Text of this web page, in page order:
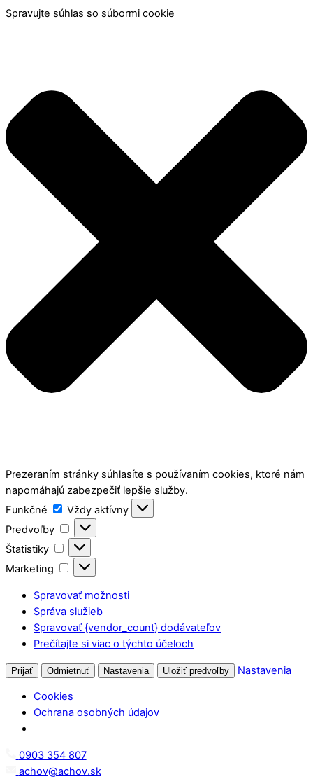
Spravujte súhlas so súbormi cookie
Prezeraním stránky súhlasíte s používaním cookies, ktoré nám
napomáhajú zabezpečiť lepšie služby.
Funkčné
Funkčné
Vždy aktívny
Predvoľby
Predvoľby
Štatistiky
Štatistiky
Marketing
Marketing
Spravovať možnosti
Správa služieb
Spravovať {vendor_count} dodávateľov
Prečítajte si viac o týchto účeloch
Prijať Odmietnuť Nastavenia Uložiť predvoľby Nastavenia
Cookies
Ochrana osobných údajov
Skip0903 354 807
achov@achov.sk